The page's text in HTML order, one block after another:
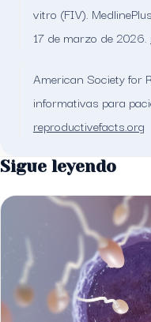
vitro (FIV).
17 de marzo de 2026.
American Society for
informativas para
reproductivefacts.org
Sigue leyendo